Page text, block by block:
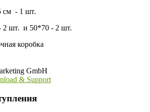
см - 1 шт.
2 шт. и 50*70 - 2 шт.
коробка
GmbH
& Support